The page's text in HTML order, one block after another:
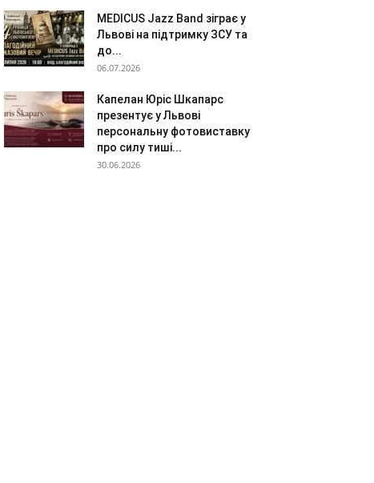
MEDICUS Jazz Band зіграє у
Львові на підтримку ЗСУ та
до...
06.07.2026
Капелан Юріс Шкапарс
презентує у Львові
персональну фотовиставку
про силу тиші...
30.06.2026